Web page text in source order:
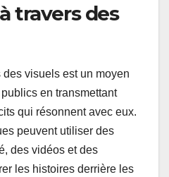
travers des
des visuels est un moyen
en transmettant
qui résonnent avec eux.
peuvent utiliser des
des vidéos et des
les histoires derrière les